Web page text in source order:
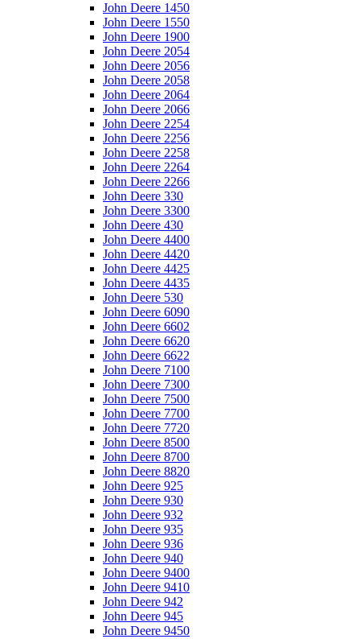
John Deere 1450
John Deere 1550
John Deere 1900
John Deere 2054
John Deere 2056
John Deere 2058
John Deere 2064
John Deere 2066
John Deere 2254
John Deere 2256
John Deere 2258
John Deere 2264
John Deere 2266
John Deere 330
John Deere 3300
John Deere 430
John Deere 4400
John Deere 4420
John Deere 4425
John Deere 4435
John Deere 530
John Deere 6090
John Deere 6602
John Deere 6620
John Deere 6622
John Deere 7100
John Deere 7300
John Deere 7500
John Deere 7700
John Deere 7720
John Deere 8500
John Deere 8700
John Deere 8820
John Deere 925
John Deere 930
John Deere 932
John Deere 935
John Deere 936
John Deere 940
John Deere 9400
John Deere 9410
John Deere 942
John Deere 945
John Deere 9450